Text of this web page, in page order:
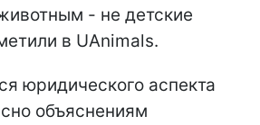
- не детские
в UAnimals.
юридического аспекта
объяснениям